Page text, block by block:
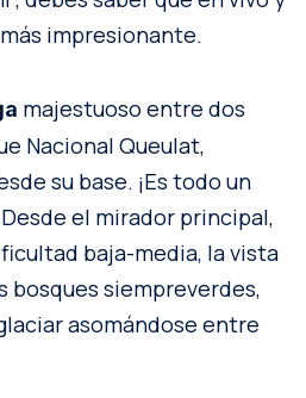
impresionante.
majestuoso entre dos
Nacional Queulat,
su base. ¡Es todo un
el mirador principal,
baja-media, la vista
bosques siempreverdes,
asomándose entre